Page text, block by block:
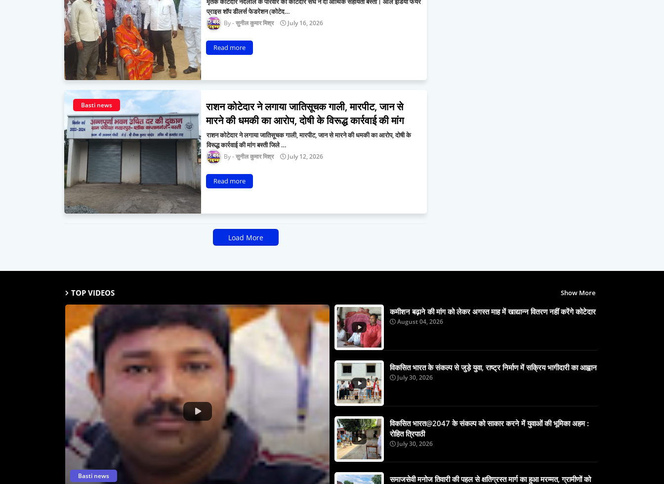
प्राइस शॉप डीलर्स फेडरेशन (कोटेद…
सुनील कुमार मिश्र July 16, 2026
Read more
Basti news
राशन कोटेदार ने लगाया जातिसूचक गाली, मारपीट, जान से
मारने की धमकी का आरोप, दोषी के विरूद्ध कार्रवाई की मांग
राशन कोटेदार ने लगाया जातिसूचक गाली, मारपीट, जान से मारने की धमकी का आरोप, दोषी के
विरूद्ध कार्रवाई की मांग बस्ती जिले …
सुनील कुमार मिश्र July 12, 2026
Read more
Load More
TOP VIDEOS Show More
Basti news
कमीशन बढ़ाने की मांग को लेकर अगस्त माह में खाद्यान्न वितरण नहीं करेंगे कोटेदार
August 04, 2026
विकसित भारत के संकल्प से जुड़े युवा, राष्ट्र निर्माण में सक्रिय भागीदारी का आह्वान
July 30, 2026
विकसित भारत@2047 के संकल्प को साकार करने में युवाओं की भूमिका अहम :
रोहित त्रिपाठी
July 30, 2026
समाजसेवी मनोज तिवारी की पहल से क्षतिग्रस्त मार्ग का हुआ मरम्मत, ग्रामीणों को